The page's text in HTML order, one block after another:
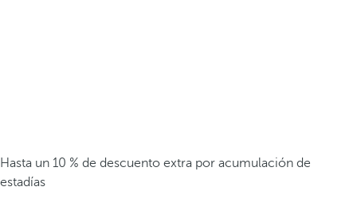
Hasta un 10 % de descuento extra por acumulación de
estadías